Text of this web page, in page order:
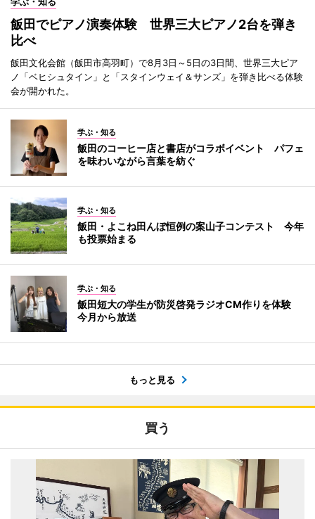
飯田でピアノ演奏体験 世界三大ピアノ2台を弾き
比べ
飯田文化会館（飯田市高羽町）で8月3日～5日の3日間、世界三大ピア
ノ「ベヒシュタイン」と「スタインウェイ＆サンズ」を弾き比べる体験
会が開かれた。
学ぶ・知る
飯田のコーヒー店と書店がコラボイベント パフェ
を味わいながら言葉を紡ぐ
学ぶ・知る
飯田・よこね田んぼ恒例の案山子コンテスト 今年
も投票始まる
学ぶ・知る
飯田短大の学生が防災啓発ラジオCM作りを体験
今月から放送
もっと見る
買う